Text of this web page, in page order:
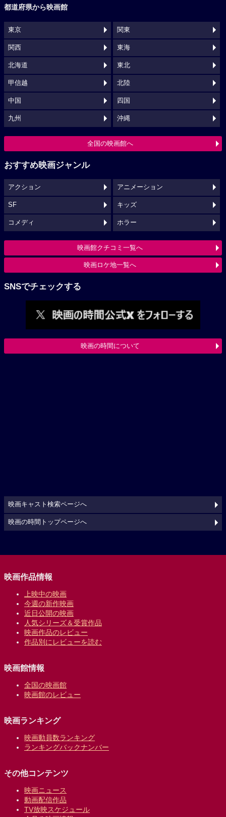
都道府県から映画館
東京 関東
関西 東海
北海道 東北
甲信越 北陸
中国 四国
九州 沖縄
全国の映画館へ
おすすめ映画ジャンル
アクション アニメーション
SF キッズ
コメディ ホラー
映画館クチコミ一覧へ
映画ロケ地一覧へ
SNSでチェックする
映画の時間について
映画キャスト検索ページへ
映画の時間トップページへ
映画作品情報
上映中の映画
今週の新作映画
近日公開の映画
人気シリーズ＆受賞作品
映画作品のレビュー
作品別にレビューを読む
映画館情報
全国の映画館
映画館のレビュー
映画ランキング
映画動員数ランキング
ランキングバックナンバー
その他コンテンツ
映画ニュース
動画配信作品
TV放映スケジュール